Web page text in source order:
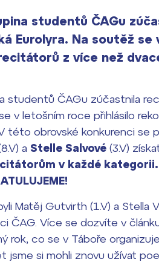
studentů ČAGu
Eurolyra. Na soutěž
z více než
studentů ČAGu zúčastnila
v letošním roce přihlásilo
této obrovské konkurenci se
a Stelle Salvové (3.V)
v každé kategorii.
Matěj Gutvirth (1.V) a Stella
ČAG. Více se dozvíte v
rok, co se v Táboře
jsme si mohli znovu užívat